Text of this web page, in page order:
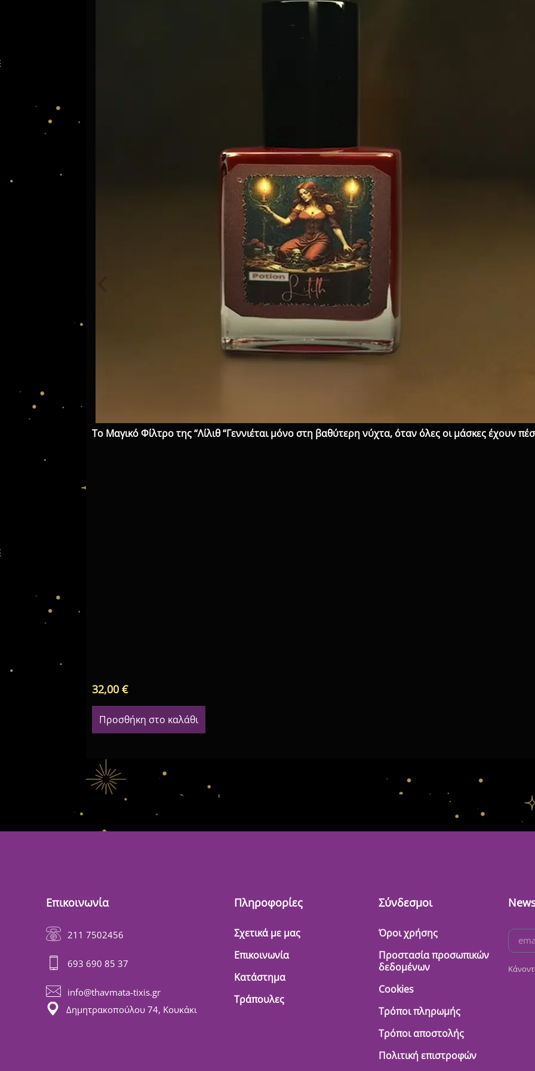
Το Μαγικό Φίλτρο της “Λίλιθ “Γεννιέται μόνο στη βαθύτερη νύχτα, όταν όλες οι μάσκες έχουν
32,00€
Προσθήκη στο καλάθι
Επικοινωνία
211 7502456
693 690 85 37
info@thavmata-tixis.gr
Δημητρακοπούλου 74, Κουκάκι
Πληροφορίες
Σχετικά με μας
Επικοινωνία
Κατάστημα
Τράπουλες
Σύνδεσμοι
Όροι χρήσης
Προστασία προσωπικών
δεδομένων
Cookies
Τρόποι πληρωμής
Τρόποι αποστολής
Πολιτική επιστροφών